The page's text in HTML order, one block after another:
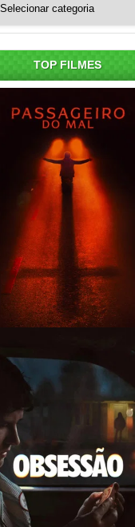
TOP FILMES
Passageiro do Mal Torrent
(2026) WEB-DL 1080p Dual
Áudio
Obsessão Torrent (2026)
WEB-DL 1080p/4K Dual
Áudio